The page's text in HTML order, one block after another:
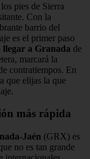
pies de Sierra
Con la
barrio del
es el primer paso
llegar a Granada de
marcará la
contratiempos. En
que elijas la que
más rápida
Jaén (GRX) es
no es tan grande